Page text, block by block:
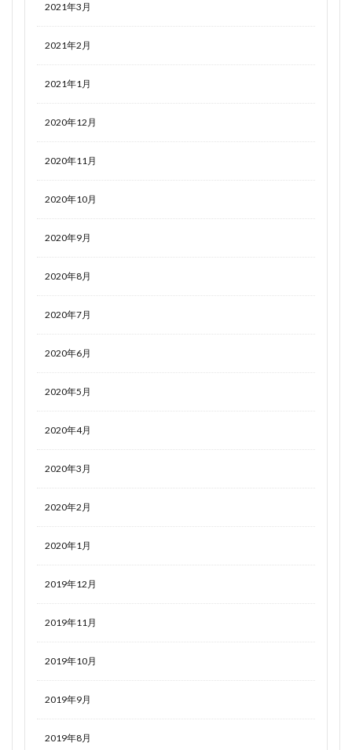
2021年3月
2021年2月
2021年1月
2020年12月
2020年11月
2020年10月
2020年9月
2020年8月
2020年7月
2020年6月
2020年5月
2020年4月
2020年3月
2020年2月
2020年1月
2019年12月
2019年11月
2019年10月
2019年9月
2019年8月